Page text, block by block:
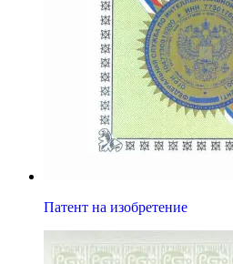
Патент на изобретение